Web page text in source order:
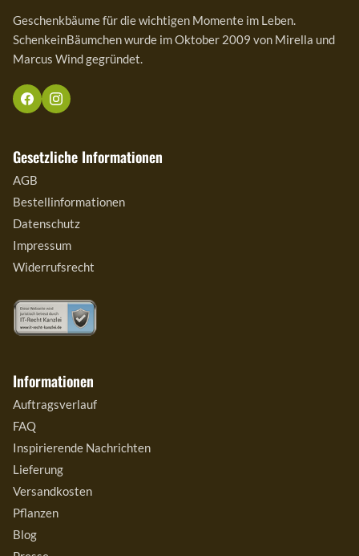
Geschenkbäume für die wichtigen Momente im Leben.
SchenkeinBäumchen wurde im Oktober 2009 von Mirella und
Marcus Wind gegründet.
Gesetzliche Informationen
AGB
Bestellinformationen
Datenschutz
Impressum
Widerrufsrecht
Informationen
Auftragsverlauf
FAQ
Inspirierende Nachrichten
Lieferung
Versandkosten
Pflanzen
Blog